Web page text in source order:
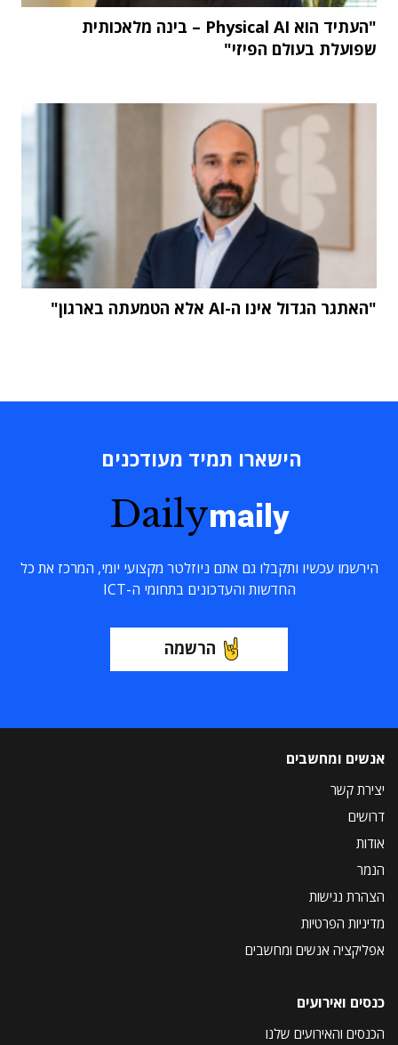
"העתיד הוא Physical AI – בינה מלאכותית
שפועלת בעולם הפיזי"
"האתגר הגדול אינו ה-AI אלא הטמעתה בארגון"
הישארו תמיד מעודכנים
Dailymaily
הירשמו עכשיו ותקבלו גם אתם ניוזלטר מקצועי יומי, המרכז את כל
החדשות והעדכונים בתחומי ה-ICT
הרשמה
אנשים ומחשבים
יצירת קשר
דרושים
אודות
הנמר
הצהרת נגישות
מדיניות הפרטיות
אפליקציה אנשים ומחשבים
כנסים ואירועים
הכנסים והאירועים שלנו